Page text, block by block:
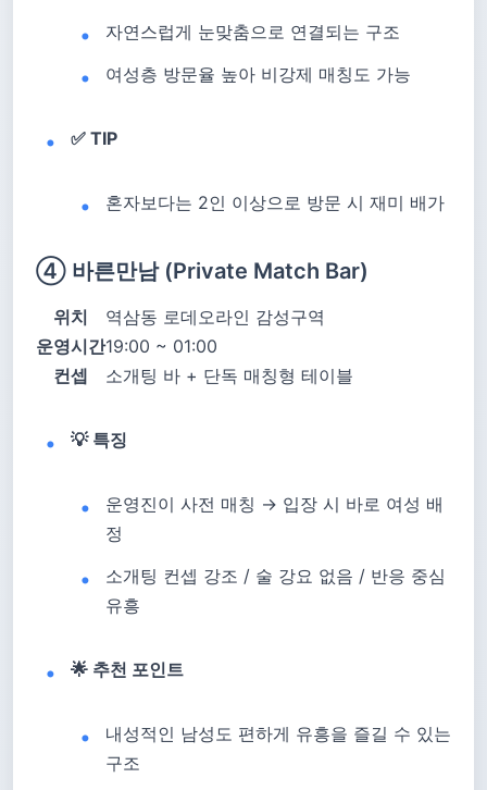
자연스럽게 눈맞춤으로 연결되는 구조
여성층 방문율 높아 비강제 매칭도 가능
✅ TIP
혼자보다는 2인 이상으로 방문 시 재미 배가
④ 바른만남 (Private Match Bar)
위치
역삼동 로데오라인 감성구역
운영시간19:00 ~ 01:00
컨셉
소개팅 바 + 단독 매칭형 테이블
💡 특징
운영진이 사전 매칭 → 입장 시 바로 여성 배
정
소개팅 컨셉 강조 / 술 강요 없음 / 반응 중심
유흥
🌟 추천 포인트
내성적인 남성도 편하게 유흥을 즐길 수 있는
구조